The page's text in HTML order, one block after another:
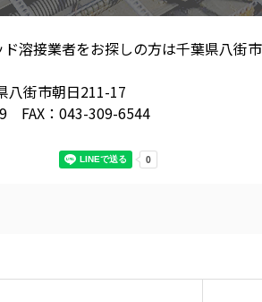
溶接業者をお探しの方は千葉県八街
街市朝日211-17
FAX：043-309-6544